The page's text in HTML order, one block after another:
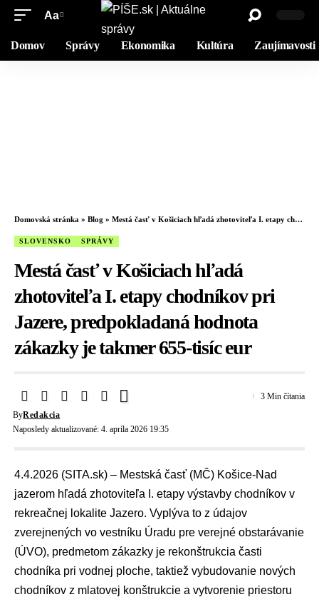
Aa
Domov Správy Ekonomika Kultúra Zaujímavosti
Domovská stránka » Blog » Mestá časť v Košiciach hľadá zhotoviteľa I. etapy chodníkov pri Jazere, predpokladaná hodnota zákazky je takmer 655-tisíc eur
SLOVENSKO SPRÁVY
Mestá časť v Košiciach hľadá
zhotoviteľa I. etapy chodníkov pri
Jazere, predpokladaná hodnota
zákazky je takmer 655-tisíc eur
Naposledy aktualizované: 4. apríla 2026 19:35
ByRedakcia
3 Min čítania
4.4.2026 (SITA.sk) – Mestská časť (MČ) Košice-Nad
jazerom hľadá zhotoviteľa I. etapy výstavby chodníkov v
rekreačnej lokalite Jazero. Vyplýva to z údajov
zverejnených vo vestníku Úradu pre verejné obstarávanie
(ÚVO), predmetom zákazky je rekonštrukcia časti
chodníka pri vodnej ploche, taktiež vybudovanie nových
chodníkov z mlatovej konštrukcie a vytvorenie priestoru